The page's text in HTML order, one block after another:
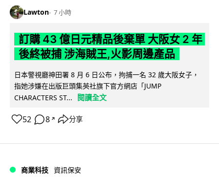
Lawton 7 小時
訂購 43 億日元精品後棄單 大阪女 2 年
後終被捕 涉海賊王,火影周邊產品
日本警視廳神田署 8 月 6 日公布，拘捕一名 32 歲大阪女子，
指她涉嫌在出版巨頭集英社旗下官方網店「JUMP
CHARACTERS ST...
閱讀全文
52 8 ↗ 分享
商業科技 資訊保安